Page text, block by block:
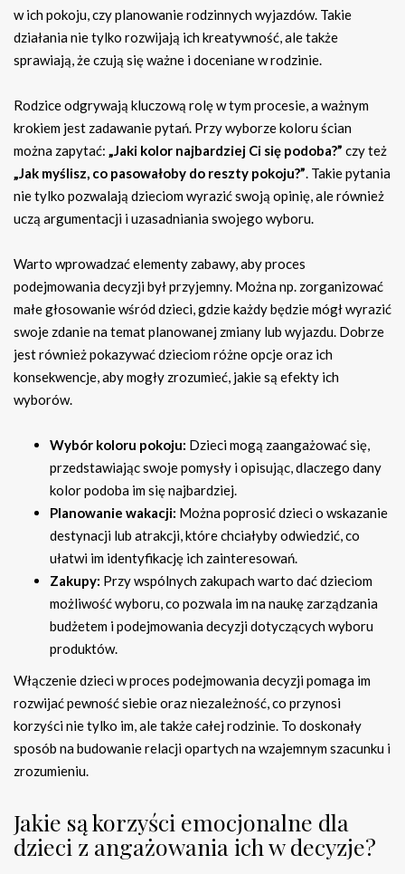
w ich pokoju, czy planowanie rodzinnych wyjazdów. Takie
działania nie tylko rozwijają ich kreatywność, ale także
sprawiają, że czują się ważne i doceniane w rodzinie.
Rodzice odgrywają kluczową rolę w tym procesie, a ważnym
krokiem jest zadawanie pytań. Przy wyborze koloru ścian
można zapytać: „Jaki kolor najbardziej Ci się podoba?” czy też
„Jak myślisz, co pasowałoby do reszty pokoju?”. Takie pytania
nie tylko pozwalają dzieciom wyrazić swoją opinię, ale również
uczą argumentacji i uzasadniania swojego wyboru.
Warto wprowadzać elementy zabawy, aby proces
podejmowania decyzji był przyjemny. Można np. zorganizować
małe głosowanie wśród dzieci, gdzie każdy będzie mógł wyrazić
swoje zdanie na temat planowanej zmiany lub wyjazdu. Dobrze
jest również pokazywać dzieciom różne opcje oraz ich
konsekwencje, aby mogły zrozumieć, jakie są efekty ich
wyborów.
Wybór koloru pokoju: Dzieci mogą zaangażować się,
przedstawiając swoje pomysły i opisując, dlaczego dany
kolor podoba im się najbardziej.
Planowanie wakacji: Można poprosić dzieci o wskazanie
destynacji lub atrakcji, które chciałyby odwiedzić, co
ułatwi im identyfikację ich zainteresowań.
Zakupy: Przy wspólnych zakupach warto dać dzieciom
możliwość wyboru, co pozwala im na naukę zarządzania
budżetem i podejmowania decyzji dotyczących wyboru
produktów.
Włączenie dzieci w proces podejmowania decyzji pomaga im
rozwijać pewność siebie oraz niezależność, co przynosi
korzyści nie tylko im, ale także całej rodzinie. To doskonały
sposób na budowanie relacji opartych na wzajemnym szacunku i
zrozumieniu.
Jakie są korzyści emocjonalne dla
dzieci z angażowania ich w decyzje?